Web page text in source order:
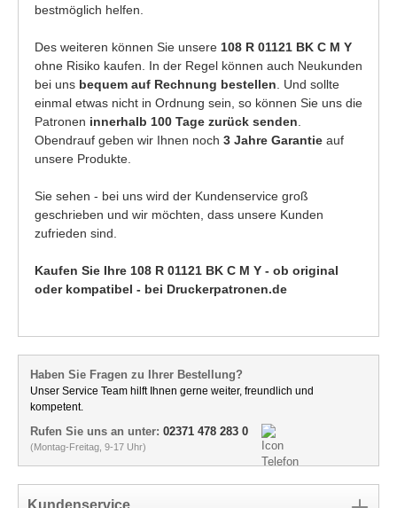
bestmöglich helfen.
Des weiteren können Sie unsere 108 R 01121 BK C M Y
ohne Risiko kaufen. In der Regel können auch Neukunden
bei uns bequem auf Rechnung bestellen . Und sollte
einmal etwas nicht in Ordnung sein, so können Sie uns die
Patronen innerhalb 100 Tage zurück senden
Obendrauf geben wir Ihnen noch 3 Jahre Garantie auf
unsere Produkte.
Sie sehen - bei uns wird der Kundenservice groß
geschrieben und wir möchten, dass unsere Kunden
zufrieden sind.
Kaufen Sie Ihre 108 R 01121 BK C M Y - ob original
oder kompatibel - bei Druckerpatronen.de
Haben Sie Fragen zu Ihrer Bestellung?
Unser Service Team hilft Ihnen gerne weiter, freundlich und
kompetent.
Rufen Sie uns an unter: 02371 478 283 0
(Montag-Freitag, 9-17 Uhr)